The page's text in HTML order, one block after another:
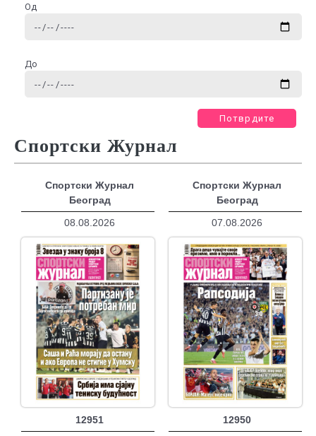
Од
До
Потврдите
Спортски Журнал
Спортски Журнал
Београд
08.08.2026
12951
Спортски Журнал
Београд
07.08.2026
12950